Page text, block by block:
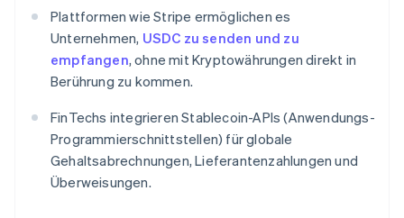
Plattformen wie Stripe ermöglichen es
Unternehmen, USDC zu senden und zu
empfangen, ohne mit Kryptowährungen direkt in
Berührung zu kommen.
FinTechs integrieren Stablecoin-APIs (Anwendungs-
Programmierschnittstellen) für globale
Gehaltsabrechnungen, Lieferantenzahlungen und
Überweisungen.